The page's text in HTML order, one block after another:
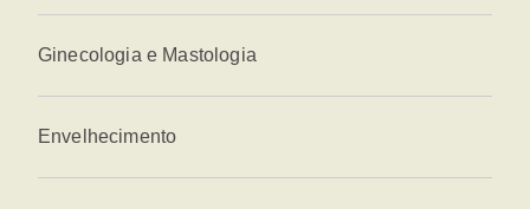
Ginecologia e Mastologia
Envelhecimento